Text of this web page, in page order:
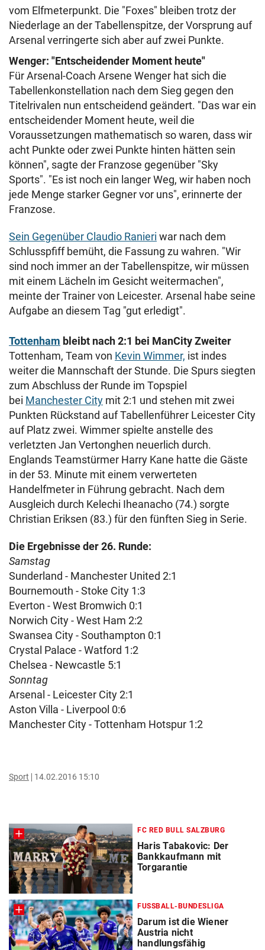
vom Elfmeterpunkt. Die "Foxes" bleiben trotz der
Niederlage an der Tabellenspitze, der Vorsprung auf
Arsenal verringerte sich aber auf zwei Punkte.
Wenger: "Entscheidender Moment heute"
Für Arsenal-Coach Arsene Wenger hat sich die
Tabellenkonstellation nach dem Sieg gegen den
Titelrivalen nun entscheidend geändert. "Das war ein
entscheidender Moment heute, weil die
Voraussetzungen mathematisch so waren, dass wir
acht Punkte oder zwei Punkte hinten hätten sein
können", sagte der Franzose gegenüber "Sky
Sports". "Es ist noch ein langer Weg, wir haben noch
jede Menge starker Gegner vor uns", erinnerte der
Franzose.
Sein Gegenüber Claudio Ranieri war nach dem
Schlusspfiff bemüht, die Fassung zu wahren. "Wir
sind noch immer an der Tabellenspitze, wir müssen
mit einem Lächeln im Gesicht weitermachen",
meinte der Trainer von Leicester. Arsenal habe seine
Aufgabe an diesem Tag "gut erledigt".
Tottenham bleibt nach 2:1 bei ManCity Zweiter
Tottenham, Team von Kevin Wimmer, ist indes
weiter die Mannschaft der Stunde. Die Spurs siegten
zum Abschluss der Runde im Topspiel
bei Manchester City mit 2:1 und stehen mit zwei
Punkten Rückstand auf Tabellenführer Leicester City
auf Platz zwei. Wimmer spielte anstelle des
verletzten Jan Vertonghen neuerlich durch.
Englands Teamstürmer Harry Kane hatte die Gäste
in der 53. Minute mit einem verwerteten
Handelfmeter in Führung gebracht. Nach dem
Ausgleich durch Kelechi Iheanacho (74.) sorgte
Christian Eriksen (83.) für den fünften Sieg in Serie.
Die Ergebnisse der 26. Runde:
Samstag
Sunderland - Manchester United 2:1
Bournemouth - Stoke City 1:3
Everton - West Bromwich 0:1
Norwich City - West Ham 2:2
Swansea City - Southampton 0:1
Crystal Palace - Watford 1:2
Chelsea - Newcastle 5:1
Sonntag
Arsenal - Leicester City 2:1
Aston Villa - Liverpool 0:6
Manchester City - Tottenham Hotspur 1:2
Sport 14.02.2016 15:10
FC RED BULL SALZBURG
Haris Tabakovic: Der
Bankkaufmann mit
Torgarantie
FUSSBALL-BUNDESLIGA
Darum ist die Wiener
Austria nicht
handlungsfähig